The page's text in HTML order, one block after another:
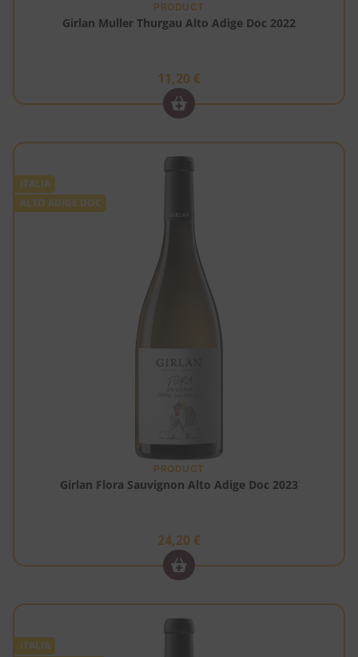
PRODUCT
Girlan Muller Thurgau Alto Adige Doc 2022
11,20 €
ITALIA
ALTO ADIGE DOC
PRODUCT
Girlan Flora Sauvignon Alto Adige Doc 2023
24,20 €
ITALIA